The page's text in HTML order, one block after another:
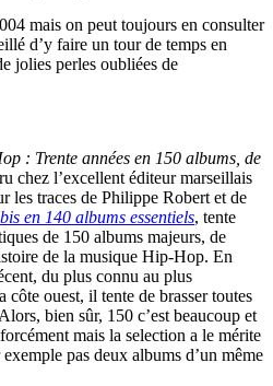
mais on peut toujours en consulter
d’y faire un tour de temps en
jolies perles oubliées de
: Trente années en 150 albums, de
chez l’excellent éditeur marseillais
les traces de Philippe Robert et de
en 140 albums essentiels, tente
de 150 albums majeurs, de
de la musique Hip-Hop. En
du plus connu au plus
côte ouest, il tente de brasser toutes
bien sûr, 150 c’est beaucoup et
mais la selection a le mérite
pas deux albums d’un même